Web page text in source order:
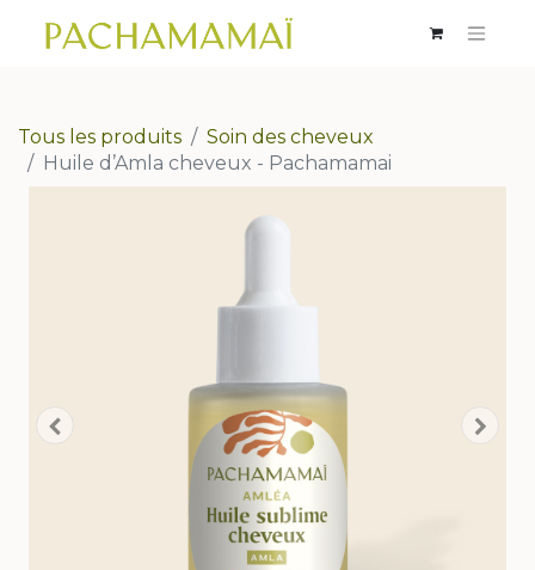
Tous les produits
Soin des cheveux
Huile d’Amla cheveux - Pachamamai